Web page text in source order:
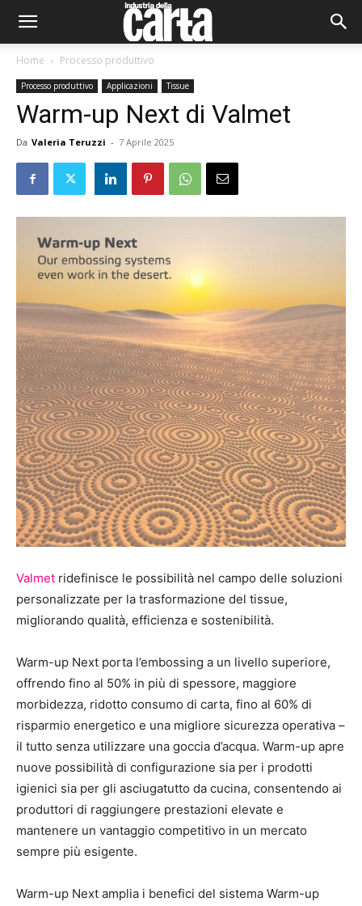
Home Processo produttivo
Processo produttivo Applicazioni Tissue
Warm-up Next di Valmet
Da Valeria Teruzzi - 7 Aprile 2025
Valmet ridefinisce le possibilità nel campo delle soluzioni
personalizzate per la trasformazione del tissue,
migliorando qualità, efficienza e sostenibilità.
Warm-up Next porta l’embossing a un livello superiore,
offrendo fino al 50% in più di spessore, maggiore
morbidezza, ridotto consumo di carta, fino al 60% di
risparmio energetico e una migliore sicurezza operativa –
il tutto senza utilizzare una goccia d’acqua. Warm-up apre
nuove possibilità di configurazione sia per i prodotti
igienici sia per gli asciugatutto da cucina, consentendo ai
produttori di raggiungere prestazioni elevate e
mantenere un vantaggio competitivo in un mercato
sempre più esigente.
Warm-up Next amplia i benefici del sistema Warm-up